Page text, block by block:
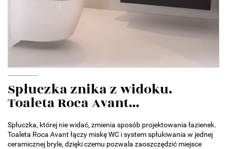
Spłuczka znika z widoku.
Toaleta Roca Avant...
Spłuczka, której nie widać, zmienia sposób projektowania łazienek.
Toaleta Roca Avant łączy miskę WC i system spłukiwania w jednej
ceramicznej bryle, dzięki czemu pozwala zaoszczędzić miejsce